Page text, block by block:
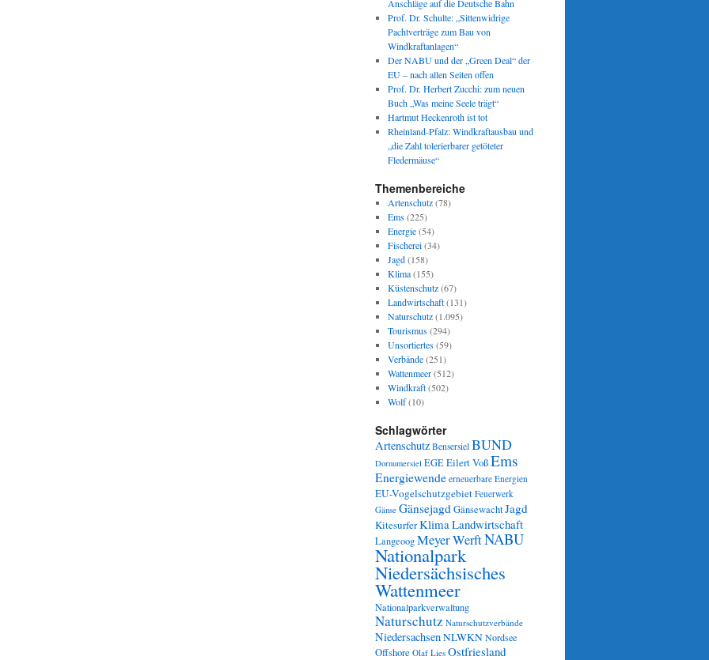
Anschläge auf die Deutsche Bahn
Prof. Dr. Schulte: „Sittenwidrige
Pachtverträge zum Bau von
Windkraftanlagen“
Der NABU und der „Green Deal“ der
EU – nach allen Seiten offen
Prof. Dr. Herbert Zucchi: zum neuen
Buch „Was meine Seele trägt“
Hartmut Heckenroth ist tot
Rheinland-Pfalz: Windkraftausbau und
„die Zahl tolerierbarer getöteter
Fledermäuse“
Themenbereiche
Artenschutz(78)
Ems(225)
Energie(54)
Fischerei(34)
Jagd(158)
Klima(155)
Küstenschutz(67)
Landwirtschaft(131)
Naturschutz(1.095)
Tourismus(294)
Unsortiertes(59)
Verbände(251)
Wattenmeer(512)
Windkraft(502)
Wolf(10)
Schlagwörter
Artenschutz Bensersiel BUND
Dornumersiel EGEEilert VoßEms
Energiewende erneuerbare Energien
EU-Vogelschutzgebiet Feuerwerk
Gänse GänsejagdGänsewachtJagd
KitesurferKlimaLandwirtschaft
LangeoogMeyer WerftNABU
Nationalpark
Niedersächsisches
Wattenmeer
Nationalparkverwaltung
Naturschutz Naturschutzverbände
NiedersachsenNLWKNNordsee
Offshore Olaf Lies Ostfriesland